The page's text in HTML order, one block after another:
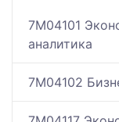
7M04101
аналитика
7M04102